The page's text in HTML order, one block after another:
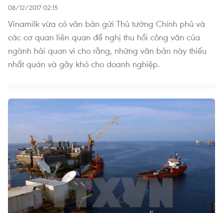
08/12/2017 02:15
Vinamilk vừa có văn bản gửi Thủ tướng Chính phủ và
các cơ quan liên quan đề nghị thu hồi công văn của
ngành hải quan vì cho rằng, những văn bản này thiếu
nhất quán và gây khó cho doanh nghiệp.